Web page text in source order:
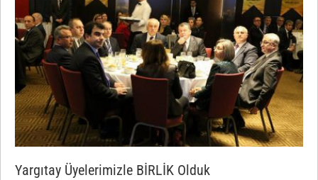
Yargıtay Üyelerimizle BİRLİK Olduk